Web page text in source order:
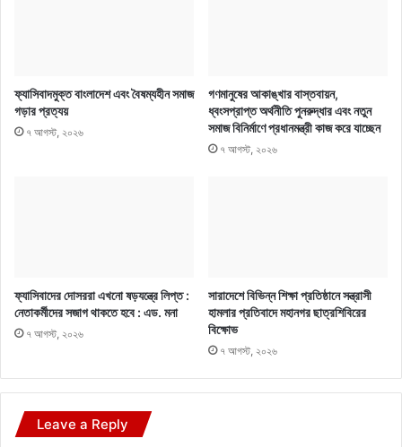
ফ্যাসিবাদমুক্ত বাংলাদেশ এবং বৈষম্যহীন সমাজ
গড়ার প্রত্যয়
৭ আগস্ট, ২০২৬
গণমানুষের আকাঙ্খার বাস্তবায়ন,
ধ্বংসপ্রাপ্ত অর্থনীতি পুনরুদ্ধার এবং নতুন
সমাজ বিনির্মাণে প্রধানমন্ত্রী কাজ করে যাচ্ছেন
৭ আগস্ট, ২০২৬
ফ্যাসিবাদের দোসররা এখনো ষড়যন্ত্রে লিপ্ত :
নেতাকর্মীদের সজাগ থাকতে হবে : এড. মনা
৭ আগস্ট, ২০২৬
সারাদেশে বিভিন্ন শিক্ষা প্রতিষ্ঠানে সন্ত্রাসী
হামলার প্রতিবাদে মহানগর ছাত্রশিবিরের
বিক্ষোভ
৭ আগস্ট, ২০২৬
Leave a Reply